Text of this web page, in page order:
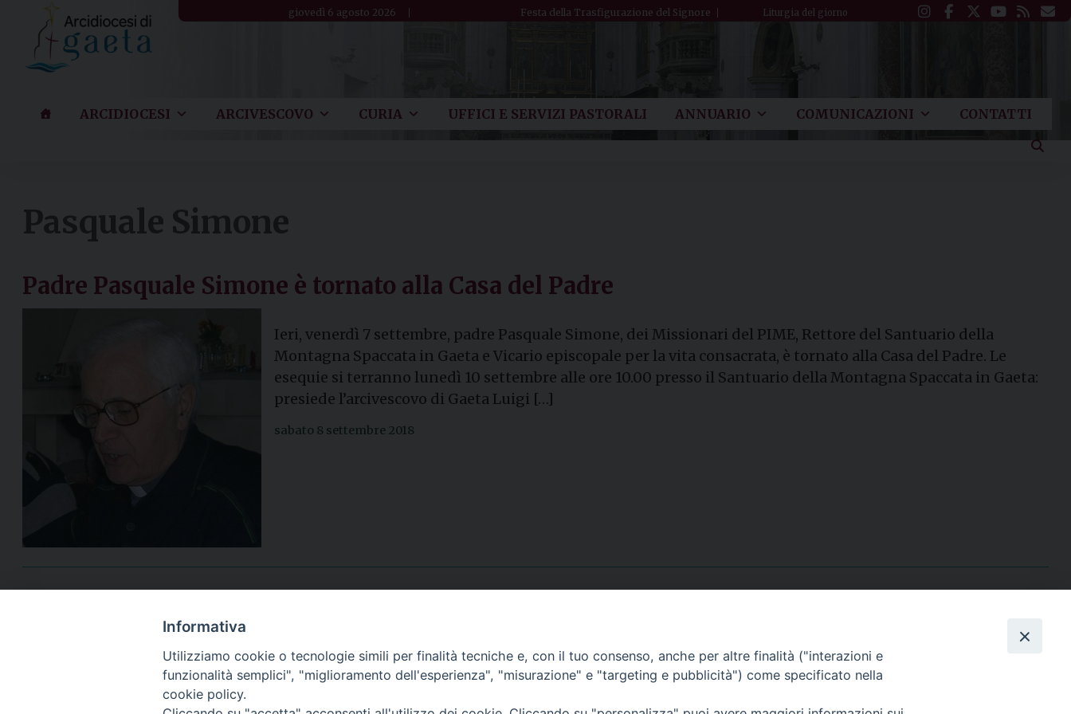
content
giovedì 6 agosto 2026 Festa della Trasfigurazione del Signore Liturgia del giorno
ARCIDIOCESI ARCIVESCOVO CURIA UFFICI E SERVIZI PASTORALI ANNUARIO COMUNICAZIONI CONTATTI
Pasquale Simone
Padre Pasquale Simone è tornato alla Casa del Padre
Ieri, venerdì 7 settembre, padre Pasquale Simone, dei Missionari del PIME, Rettore del Santuario della
Montagna Spaccata in Gaeta e Vicario episcopale per la vita consacrata, è tornato alla Casa del Padre. Le
esequie si terranno lunedì 10 settembre alle ore 10.00 presso il Santuario della Montagna Spaccata in Gaeta:
presiede l’arcivescovo di Gaeta Luigi […]
sabato 8 settembre 2018
Contatti
Curia
I nostri social
Informativa
Utilizziamo cookie o tecnologie simili per finalità tecniche e, con il tuo consenso, anche per altre finalità ("interazioni e
funzionalità semplici", "miglioramento dell'esperienza", "misurazione" e "targeting e pubblicità") come specificato nella
cookie policy.